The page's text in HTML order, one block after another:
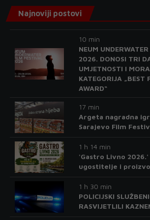
Najnoviji postovi
10 min
NEUM
2026. DONOSI TRI
UMJETNOSTI I
KATEGORIJA „BEST
AWARD“
17 min
Argeta nagradna
Sarajevo Film
1 h 14 min
'Gastro Livno
ugostitelje i
1 h 30 min
POLICIJSKI
RASVIJETLILI